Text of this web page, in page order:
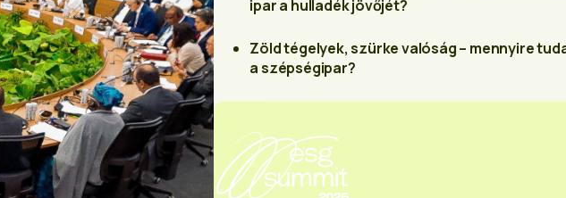
ipar a hulladék jövőjét?
Zöld tégelyek, szürke valóság – mennyire
a szépségipar?